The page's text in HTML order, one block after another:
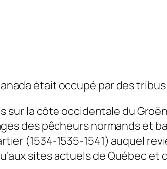
était occupé par des
sur la côte occidentale du
des pêcheurs normands et
(1534-1535-1541) auquel
sites actuels de Québec et